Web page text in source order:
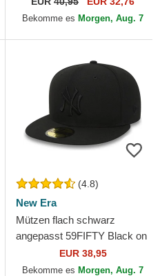
White Sox MLB von New Era
Bekomme es Morgen, Aug. 7
(4.8)
New Era
Mützen flach schwarz
angepasst 59FIFTY Black on
Black der New York Yankees
MLB von New Era
EUR 38,95
Bekomme es Morgen, Aug. 7